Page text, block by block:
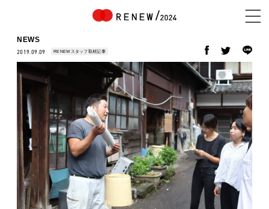
ABOUT
CONTENTS
NEWS
2019.09.09 RENEWスタッフ取材記事